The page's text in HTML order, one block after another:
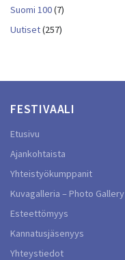
Suomi 100(7)
Uutiset(257)
FESTIVAALI
Etusivu
Ajankohtaista
Yhteistyökumppanit
Kuvagalleria – Photo Gallery
Esteettömyys
Kannatusjäsenyys
Yhteystiedot